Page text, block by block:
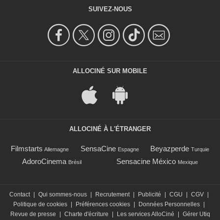
SUIVEZ-NOUS
ALLOCINÉ SUR MOBILE
ALLOCINÉ À L'ÉTRANGER
Filmstarts Allemagne SensaCine Espagne Beyazperde Turquie
AdoroCinema Brésil Sensacine México Mexique
Contact | Qui sommes-nous | Recrutement | Publicité | CGU | CGV |
Politique de cookies | Préférences cookies | Données Personnelles |
Revue de presse
| Charte d'écriture | Les services AlloCiné | Gérer Utiq